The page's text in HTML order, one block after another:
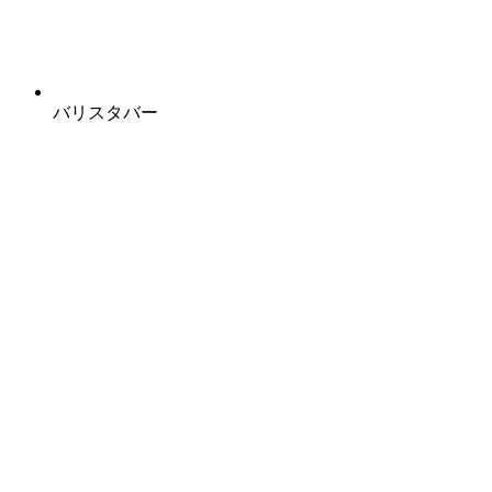
バリスタバー